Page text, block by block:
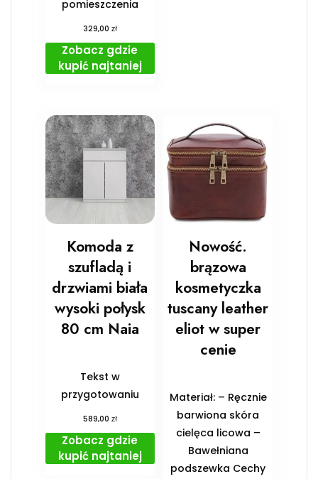
pomieszczenia
329,00 zł
Zobacz gdzie
kupić najtaniej
Komoda z
szufladą i
drzwiami biała
wysoki połysk
80 cm Naia
Tekst w
przygotowaniu
589,00 zł
Zobacz gdzie
kupić najtaniej
Nowość.
brązowa
kosmetyczka
tuscany leather
eliot w super
cenie
Materiał: – Ręcznie
barwiona skóra
cielęca licowa –
Bawełniana
podszewka Cechy